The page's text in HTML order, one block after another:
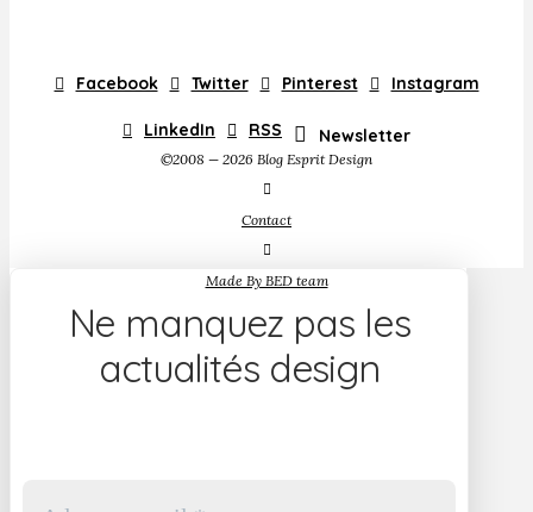
Facebook Twitter Pinterest Instagram
LinkedIn RSS Newsletter
©2008 — 2026 Blog Esprit Design
Contact
Made By BED team
Ne manquez pas les
actualités design